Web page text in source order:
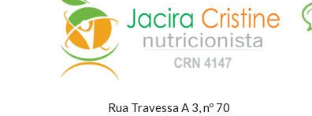
Rua Travessa A 3, nº 70